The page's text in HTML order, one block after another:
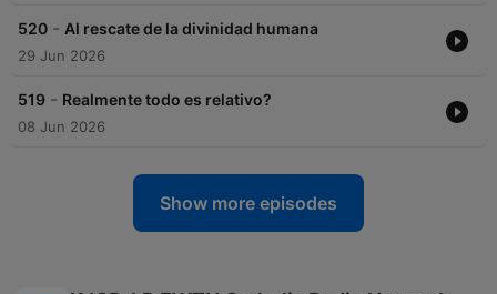
520 - Al rescate de la divinidad humana
29 Jun 2026
519 - Realmente todo es relativo?
08 Jun 2026
Show more episodes